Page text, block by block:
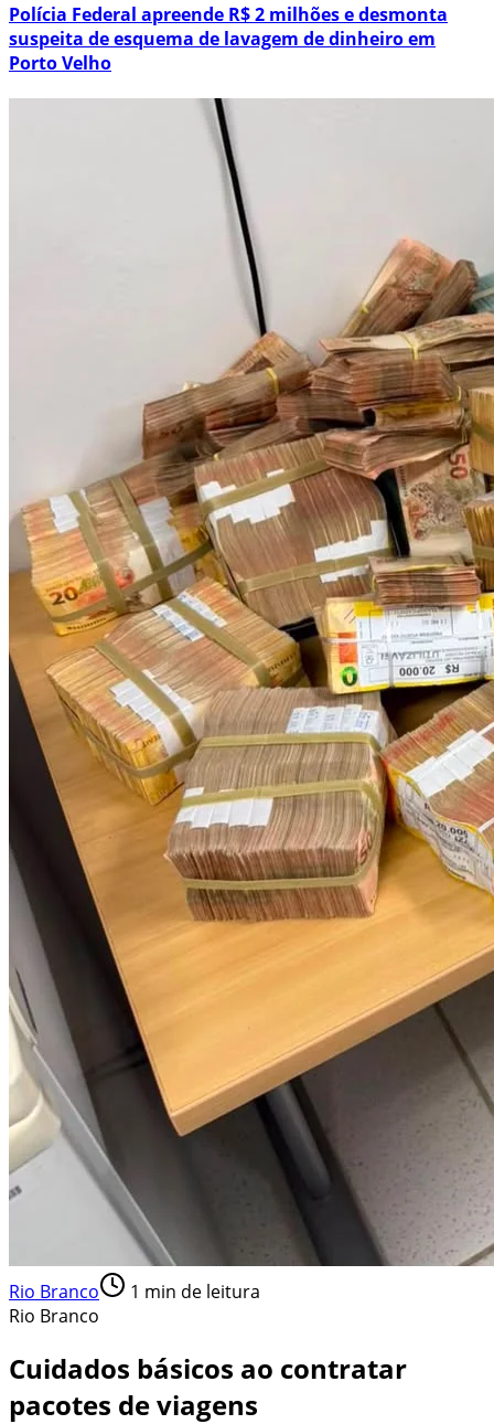
Polícia Federal apreende R$ 2 milhões e desmonta
suspeita de esquema de lavagem de dinheiro em
Porto Velho
Rio Branco 1 min de leitura
Rio Branco
Cuidados básicos ao contratar
pacotes de viagens